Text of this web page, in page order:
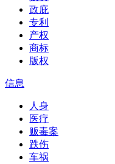
政庇
专利
产权
商标
版权
信息
人身
医疗
贩毒案
跌伤
车祸